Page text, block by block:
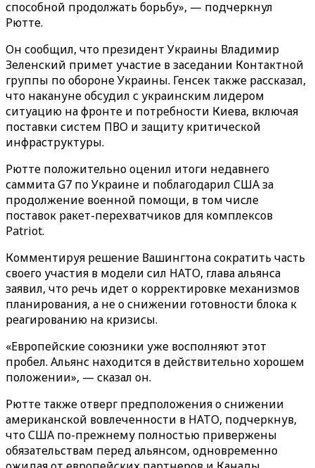
способной продолжать борьбу», — подчеркнул
Рютте.
Он сообщил, что президент Украины Владимир
Зеленский примет участие в заседании Контактной
группы по обороне Украины. Генсек также рассказал,
что накануне обсудил с украинским лидером
ситуацию на фронте и потребности Киева, включая
поставки систем ПВО и защиту критической
инфраструктуры.
Рютте положительно оценил итоги недавнего
саммита G7 по Украине и поблагодарил США за
продолжение военной помощи, в том числе
поставок ракет-перехватчиков для комплексов
Patriot.
Комментируя решение Вашингтона сократить часть
своего участия в модели сил НАТО, глава альянса
заявил, что речь идет о корректировке механизмов
планирования, а не о снижении готовности блока к
реагированию на кризисы.
«Европейские союзники уже восполняют этот
пробел. Альянс находится в действительно хорошем
положении», — сказал он.
Рютте также отверг предположения о снижении
американской вовлеченности в НАТО, подчеркнув,
что США по-прежнему полностью привержены
обязательствам перед альянсом, одновременно